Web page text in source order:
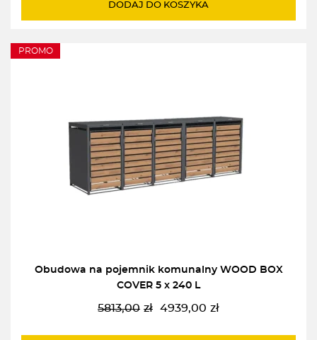
DODAJ DO KOSZYKA
PROMO
Obudowa na pojemnik komunalny WOOD BOX
COVER 5 x 240 L
5813,00 zł
Pierwotna
4939,00 zł
Aktualna